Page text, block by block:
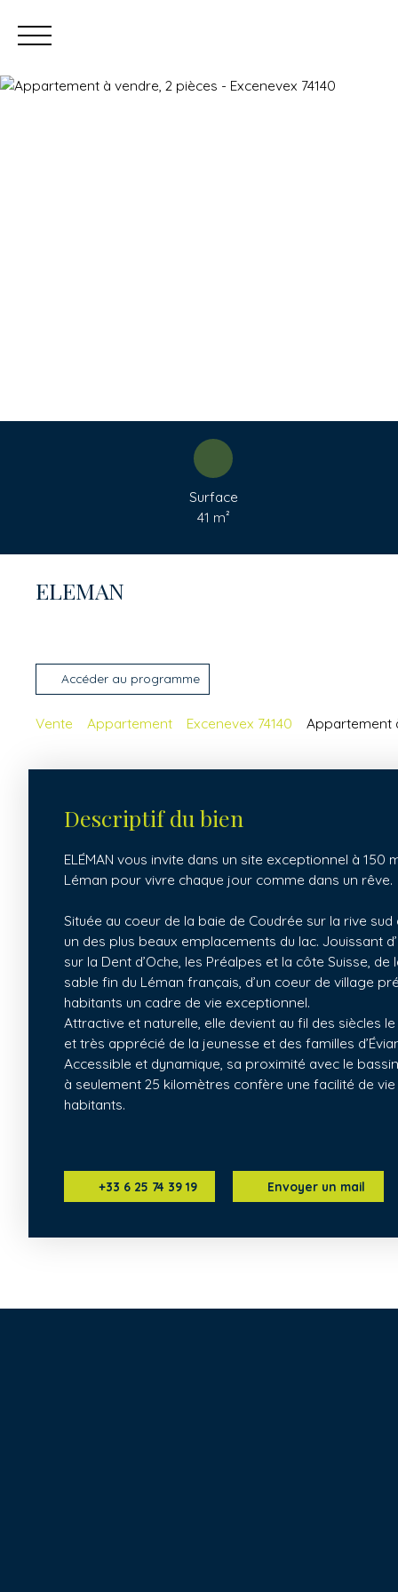
Surface
41 m²
ELEMAN
Accéder au programme
Vente Appartement Excenevex 74140 Appartement
Descriptif du bien
ELÉMAN vous invite dans un site exceptionnel à 150
Léman pour vivre chaque jour comme dans un rêve.
Située au coeur de la baie de Coudrée sur la rive
un des plus beaux emplacements du lac. Jouissant
sur la Dent d’Oche, les Préalpes et la côte Suisse,
sable fin du Léman français, d’un coeur de village
habitants un cadre de vie exceptionnel.
Attractive et naturelle, elle devient au fil des siècles
et très apprécié de la jeunesse et des familles
Accessible et dynamique, sa proximité avec le
à seulement 25 kilomètres confère une facilité de
habitants.
+33 6 25 74 39 19 Envoyer un mail